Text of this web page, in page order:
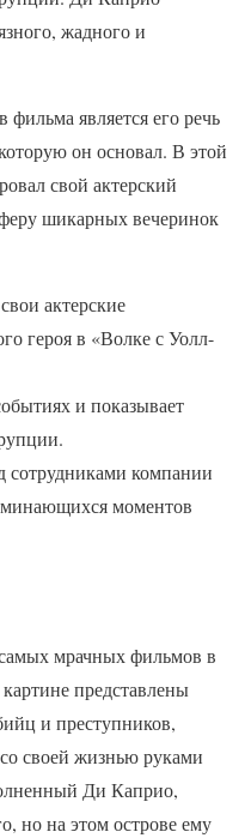
жадного и
является его речь
он основал. В этой
свой актерский
шикарных вечеринок
актерские
героя в «Волке с Уолл-
и показывает
сотрудниками компании
моментов
мрачных фильмов в
представлены
и преступников,
своей жизнью руками
Ди Каприо,
но на этом острове ему